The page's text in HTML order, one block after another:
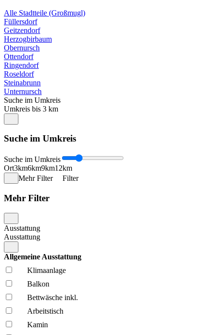
Alle Stadtteile (Großmugl)
Füllersdorf
Geitzendorf
Herzogbirbaum
Obernursch
Ottendorf
Ringendorf
Roseldorf
Steinabrunn
Unternursch
Suche im Umkreis
Umkreis bis 3 km
Suche im Umkreis
Suche im Umkreis
Ort3km6km9km12km
Mehr Filter
Filter
Mehr Filter
Ausstattung
Ausstattung
Allgemeine Ausstattung
Klima­anlage
Balkon
Bettwäsche inkl.
Arbeitstisch
Kamin